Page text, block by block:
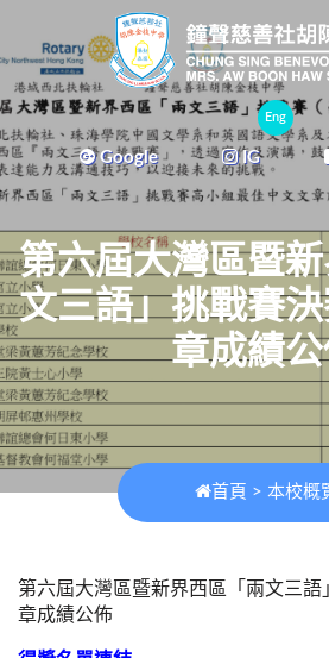
Eng
Google IG
第六屆大灣區暨
文三語」挑戰賽
章成績
首頁 > 本校概
第六屆大灣區暨新界西區「兩文三
章成績公佈